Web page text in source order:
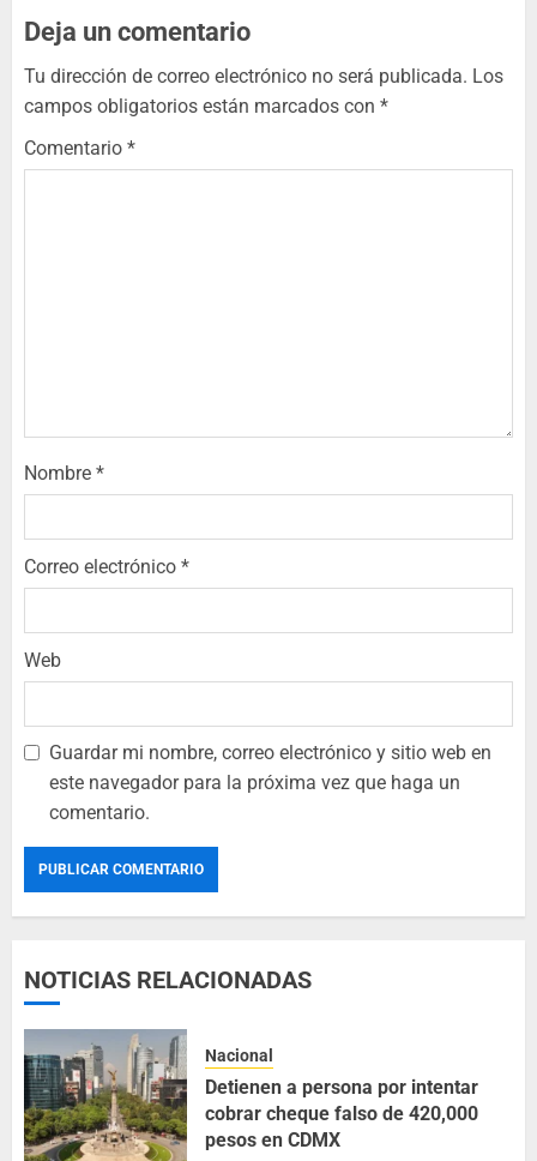
Deja un comentario
Tu dirección de correo electrónico no será publicada. Los
campos obligatorios están marcados con *
Comentario *
Nombre *
Correo electrónico *
Web
Guardar mi nombre, correo electrónico y sitio web en
este navegador para la próxima vez que haga un
comentario.
NOTICIAS RELACIONADAS
Nacional
Detienen a persona por intentar
cobrar cheque falso de 420,000
pesos en CDMX